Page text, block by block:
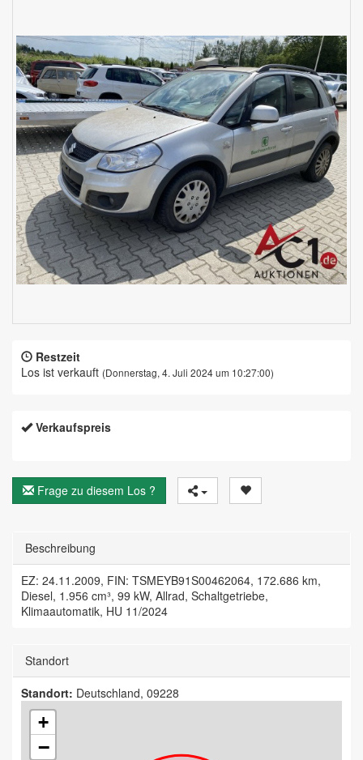
Restzeit
Los ist verkauft (Donnerstag, 4. Juli 2024 um 10:27:00)
Verkaufspreis
Frage zu diesem Los ?
Beschreibung
EZ: 24.11.2009, FIN: TSMEYB91S00462064, 172.686 km,
Diesel, 1.956 cm³, 99 kW, Allrad, Schaltgetriebe,
Klimaautomatik, HU 11/2024
Standort
Standort: Deutschland, 09228
+
−